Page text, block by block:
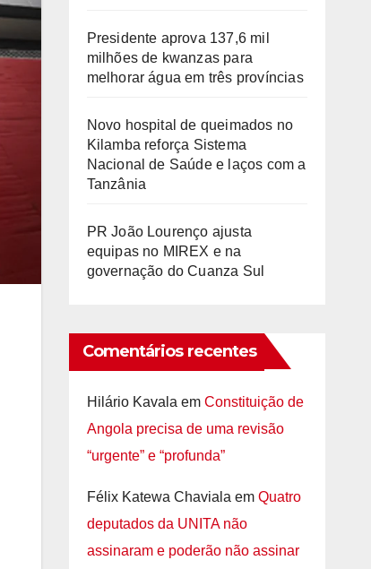
Presidente aprova 137,6 mil
milhões de kwanzas para
melhorar água em três províncias
Novo hospital de queimados no
Kilamba reforça Sistema
Nacional de Saúde e laços com a
Tanzânia
PR João Lourenço ajusta
equipas no MIREX e na
governação do Cuanza Sul
Comentários recentes
Hilário Kavala em Constituição de
Angola precisa de uma revisão
“urgente” e “profunda”
Félix Katewa Chaviala em Quatro
deputados da UNITA não
assinaram e poderão não assinar